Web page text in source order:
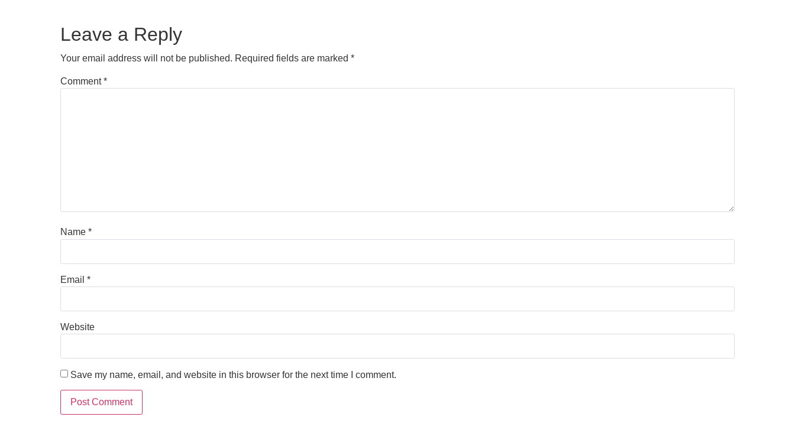
Leave a Reply
Your email address will not be published. Required fields are marked *
Comment*
Name *
Email *
Website
Save my name, email, and website in this browser for the next time I comment.